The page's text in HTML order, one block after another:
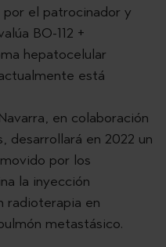
por el patrocinador y
BO-112 +
hepatocelular
está
en colaboración
desarrollará en 2022 un
por los
la inyección
radioterapia en
metastásico.